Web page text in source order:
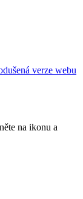
verze webu
na ikonu a